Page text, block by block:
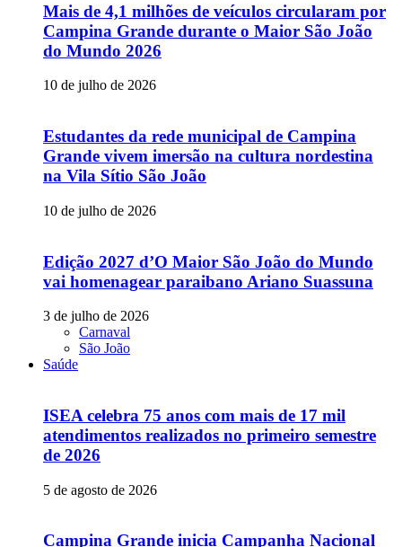
Mais de 4,1 milhões de veículos circularam por
Campina Grande durante o Maior São João
do Mundo 2026
10 de julho de 2026
Estudantes da rede municipal de Campina
Grande vivem imersão na cultura nordestina
na Vila Sítio São João
10 de julho de 2026
Edição 2027 d’O Maior São João do Mundo
vai homenagear paraibano Ariano Suassuna
3 de julho de 2026
Carnaval
São João
Saúde
ISEA celebra 75 anos com mais de 17 mil
atendimentos realizados no primeiro semestre
de 2026
5 de agosto de 2026
Campina Grande inicia Campanha Nacional